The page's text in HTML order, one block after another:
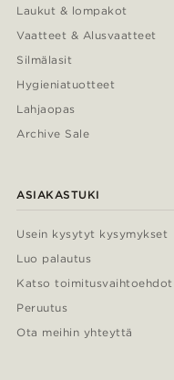
Laukut & lompakot
Vaatteet & Alusvaatteet
Silmälasit
Hygieniatuotteet
Lahjaopas
Archive Sale
ASIAKASTUKI
Usein kysytyt kysymykset
Luo palautus
Katso toimitusvaihtoehdot
Peruutus
Ota meihin yhteyttä